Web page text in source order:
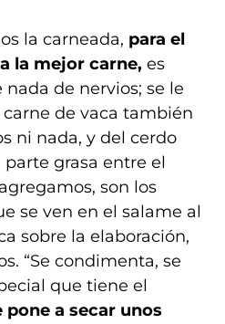
la carneada, para el
la mejor carne, es
de nervios; se le
de vaca también
ni nada, y del cerdo
grasa entre el
son los
se ven en el salame al
sobre la elaboración,
“Se condimenta, se
que tiene el
pone a secar unos